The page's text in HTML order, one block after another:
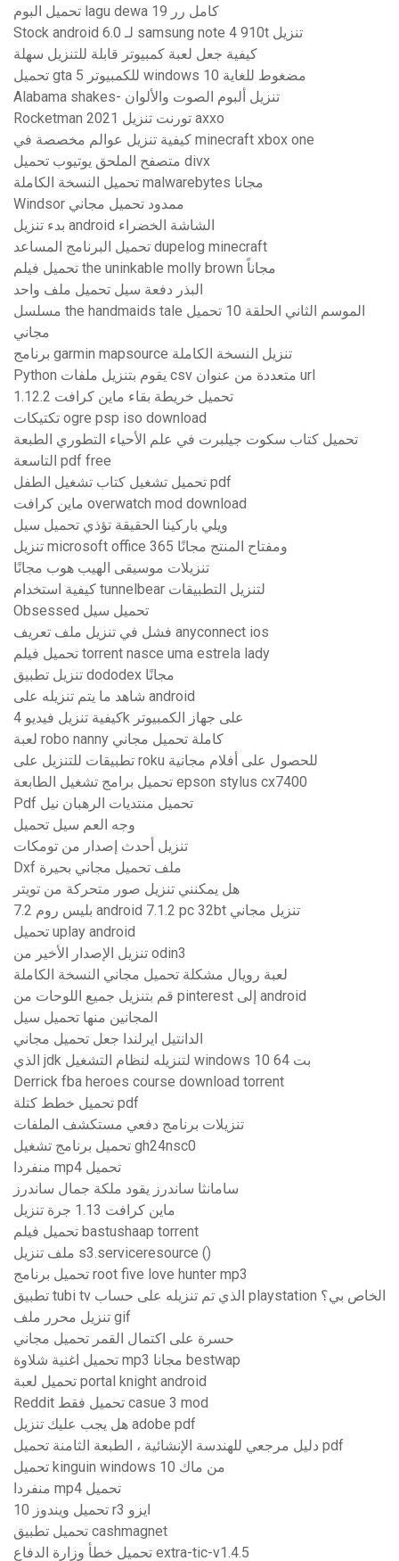
تحميل البوم lagu dewa 19 كامل رر
Stock android 6.0 لـ samsung note 4 910t تنزيل
كيفية جعل لعبة كمبيوتر قابلة للتنزيل سهلة
تحميل gta 5 للكمبيوتر windows 10 مضغوط للغاية
Alabama shakes- تنزيل ألبوم الصوت والألوان
Rocketman 2021 تورنت تنزيل axxo
كيفية تنزيل عوالم مخصصة في minecraft xbox one
متصفح الملحق يوتيوب تحميل divx
تحميل النسخة الكاملة malwarebytes مجانا
Windsor ممدود تحميل مجاني
بدء تنزيل android الشاشة الخضراء
تحميل البرنامج المساعد dupelog minecraft
تحميل فيلم the uninkable molly brown مجاناً
البذر دفعة سيل تحميل ملف واحد
مسلسل the handmaids tale الموسم الثاني الحلقة 10 تحميل
مجاني
برنامج garmin mapsource تنزيل النسخة الكاملة
Python يقوم بتنزيل ملفات csv متعددة من عنوان url
تحميل خريطة بقاء ماين كرافت 1.12.2
تكتيكات ogre psp iso download
تحميل كتاب سكوت جيلبرت في علم الأحياء التطوري الطبعة
التاسعة pdf free
تحميل تشغيل كتاب تشغيل الطفل pdf
ماين كرافت overwatch mod download
ويلي باركينا الحقيقة تؤذي تحميل سيل
تنزيل microsoft office 365 ومفتاح المنتج مجانًا
تنزيلات موسيقى الهيب هوب مجانًا
كيفية استخدام tunnelbear لتنزيل التطبيقات
Obsessed تحميل سيل
فشل في تنزيل ملف تعريف anyconnect ios
تحميل فيلم torrent nasce uma estrela lady
تنزيل تطبيق dododex مجانًا
شاهد ما يتم تنزيله على android
كيفية تنزيل فيديو 4k على جهاز الكمبيوتر
لعبة robo nanny كاملة تحميل مجاني
تطبيقات للتنزيل على roku للحصول على أفلام مجانية
تحميل برامج تشغيل الطابعة epson stylus cx7400
Pdf تحميل منتديات الرهبان نيل
وجه العم سيل تحميل
تنزيل أحدث إصدار من تومكات
Dxf ملف تحميل مجاني بحيرة
هل يمكنني تنزيل صور متحركة من تويتر
بليس روم 7.2 android 7.1.2 pc 32bt تنزيل مجاني
تحميل uplay android
تنزيل الإصدار الأخير من odin3
لعبة رويال مشكلة تحميل مجاني النسخة الكاملة
قم بتنزيل جميع اللوحات من pinterest إلى android
المجانين منها تحميل سيل
الدانتيل ايرلندا جعل تحميل مجاني
الذي jdk لتنزيله لنظام التشغيل windows 10 64 بت
Derrick fba heroes course download torrent
تحميل خطط كتلة pdf
تنزيلات برنامج دفعي مستكشف الملفات
تحميل برنامج تشغيل gh24nsc0
منفردا mp4 تحميل
سامانثا ساندرز يقود ملكة جمال ساندرز
ماين كرافت 1.13 جرة تنزيل
تحميل فيلم bastushaap torrent
ملف تنزيل s3.serviceresource ()
تحميل برنامج root five love hunter mp3
تطبيق tubi tv الذي تم تنزيله على حساب playstation الخاص بي؟
تنزيل محرر ملف gif
حسرة على اكتمال القمر تحميل مجاني
تحميل اغنية شلاوة mp3 مجانا bestwap
تحميل لعبة portal knight android
Reddit تحميل فقط casue 3 mod
هل يجب عليك تنزيل adobe pdf
دليل مرجعي للهندسة الإنشائية ، الطبعة الثامنة تحميل pdf
تحميل kinguin windows 10 من ماك
منفردا mp4 تحميل
تحميل ويندوز 10 r3 ايزو
تحميل تطبيق cashmagnet
تحميل خطأ وزارة الدفاع extra-tic-v1.4.5